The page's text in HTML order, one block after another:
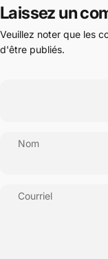
Laissez un
Veuillez noter que les
d'être publiés.
Nom
Courriel